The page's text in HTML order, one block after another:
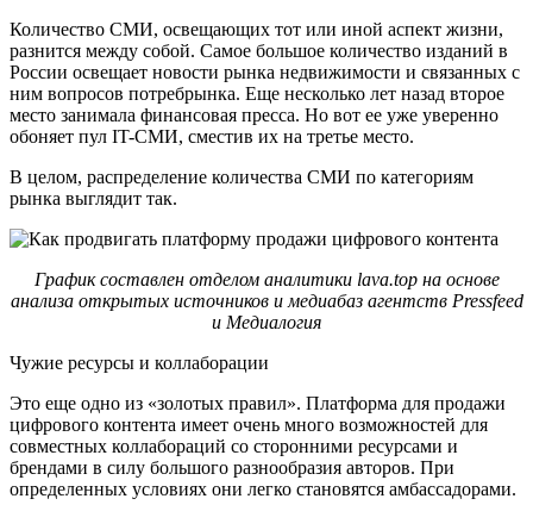
Количество СМИ, освещающих тот или иной аспект жизни,
разнится между собой. Самое большое количество изданий в
России освещает новости рынка недвижимости и связанных с
ним вопросов потребрынка. Еще несколько лет назад второе
место занимала финансовая пресса. Но вот ее уже уверенно
обоняет пул IT-СМИ, сместив их на третье место.
В целом, распределение количества СМИ по категориям
рынка выглядит так.
График составлен отделом аналитики lava.top на основе
анализа открытых источников и медиабаз агентств Pressfeed
и Медиалогия
Чужие ресурсы и коллаборации
Это еще одно из «золотых правил». Платформа для продажи
цифрового контента имеет очень много возможностей для
совместных коллабораций со сторонними ресурсами и
брендами в силу большого разнообразия авторов. При
определенных условиях они легко становятся амбассадорами.